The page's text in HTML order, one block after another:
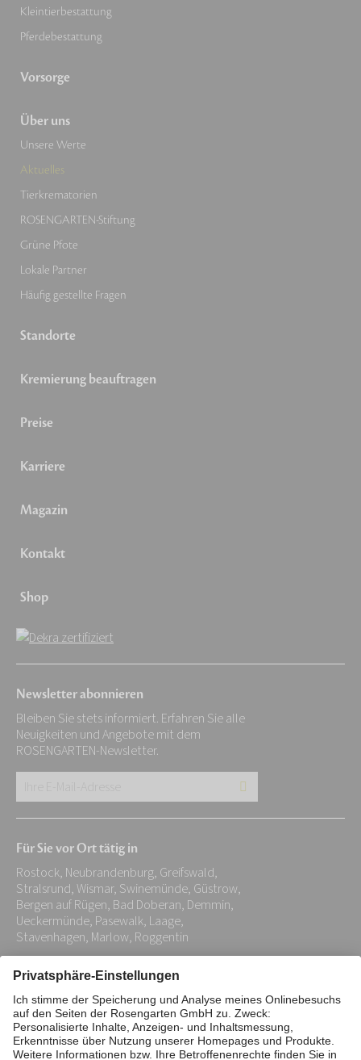
Kleintierbestattung
Pferdebestattung
Vorsorge
Über uns
Unsere Werte
Aktuelles
Tierkrematorien
ROSENGARTEN-Stiftung
Grüne Pfote
Lokale Partner
Häufig gestellte Fragen
Standorte
Kremierung beauftragen
Preise
Karriere
Magazin
Kontakt
Shop
Newsletter abonnieren
Bleiben Sie stets informiert. Erfahren Sie alle
Neuigkeiten und Angebote mit dem
ROSENGARTEN-Newsletter.
Adresse:
*
Für Sie vor Ort tätig in
Rostock, Neubrandenburg, Greifswald,
Stralsrund, Wismar, Swinemünde, Güstrow,
Bergen auf Rügen, Bad Doberan, Demmin,
Ueckermünde, Pasewalk, Laage,
Stavenhagen, Marlow, Roggentin
Impressum Datenschutz
Stiftung
Interne Meldestelle
Zahlungsmittel
Barrierefreiheitserklärung
Vertrag widerrufen